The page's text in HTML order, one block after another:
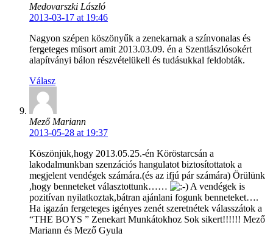
Medovarszki László
2013-03-17 at 19:46
Nagyon szépen köszönyűk a zenekarnak a színvonalas és
fergeteges müsort amit 2013.03.09. én a Szentlászlósokért
alapítványi bálon részvételükell és tudásukkal feldobták.
Válasz
Mező Mariann
2013-05-28 at 19:37
Köszönjük,hogy 2013.05.25.-én Köröstarcsán a
lakodalmunkban szenzációs hangulatot biztosítottatok a
megjelent vendégek számára.(és az ifjú pár számára) Örülünk
,hogy benneteket választottunk……
A vendégek is
pozitívan nyilatkoztak,bátran ajánlani fogunk benneteket….
Ha igazán fergeteges igényes zenét szeretnétek válasszátok a
“THE BOYS ” Zenekart Munkátokhoz Sok sikert!!!!!! Mező
Mariann és Mező Gyula